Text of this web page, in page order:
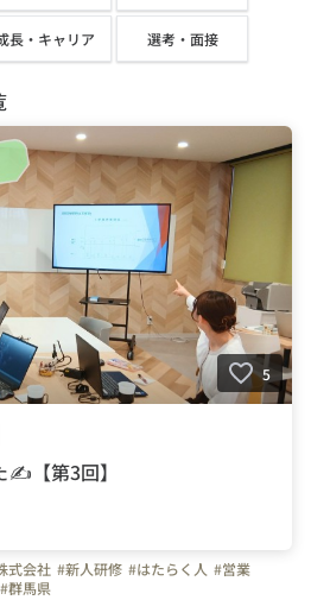
長・キャリア 選考・面接
5
✍【第3回】
式会社 #新人研修 #はたらく人 #営業
#群馬県